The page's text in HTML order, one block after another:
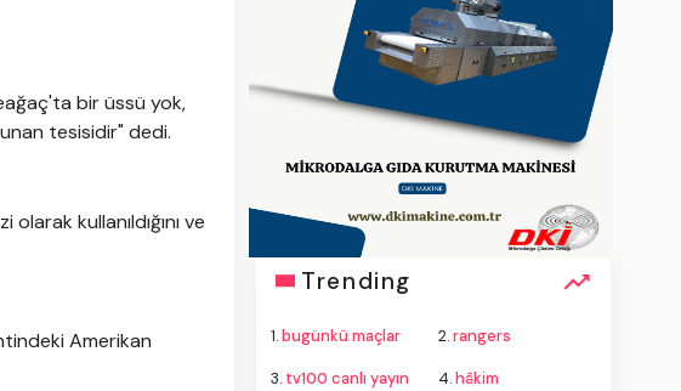
bir üssü yok,
tesisidir" dedi.
kullanıldığını ve
Amerikan
Trending
1.bugünkü maçlar 2.rangers
3. tv100 canlı yayın 4.hâkim